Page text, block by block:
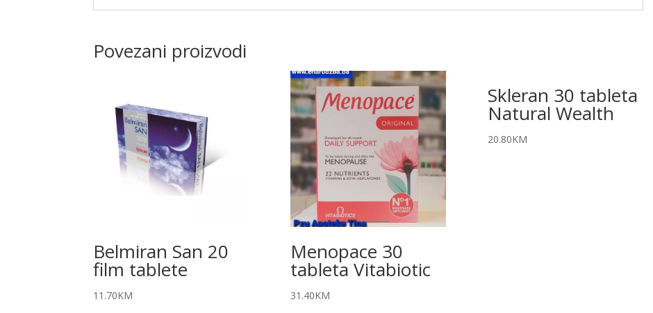
Povezani proizvodi
Belmiran San 20
film tablete
11.70KM
Menopace 30
tableta Vitabiotic
31.40KM
Skleran 30 tableta
Natural Wealth
20.80KM